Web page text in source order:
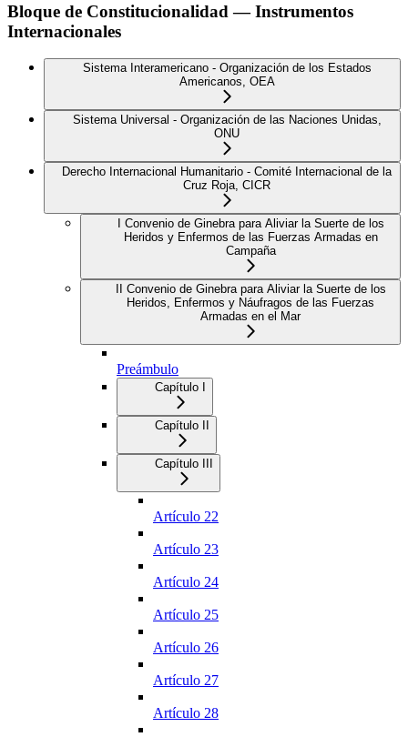
Bloque de Constitucionalidad — Instrumentos
Internacionales
Sistema Interamericano - Organización de los Estados
Americanos, OEA
Sistema Universal - Organización de las Naciones Unidas,
ONU
Derecho Internacional Humanitario - Comité Internacional de la
Cruz Roja, CICR
I Convenio de Ginebra para Aliviar la Suerte de los
Heridos y Enfermos de las Fuerzas Armadas en
Campaña
II Convenio de Ginebra para Aliviar la Suerte de los
Heridos, Enfermos y Náufragos de las Fuerzas
Armadas en el Mar
Preámbulo
Capítulo I
Capítulo II
Capítulo III
Artículo 22
Artículo 23
Artículo 24
Artículo 25
Artículo 26
Artículo 27
Artículo 28